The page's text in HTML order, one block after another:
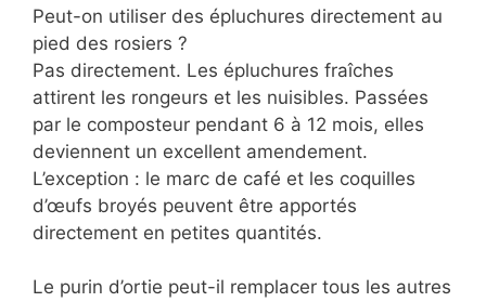
Peut-on utiliser des épluchures directement au
pied des rosiers ?
Pas directement. Les épluchures fraîches
attirent les rongeurs et les nuisibles. Passées
par le composteur pendant 6 à 12 mois, elles
deviennent un excellent amendement.
L’exception : le marc de café et les coquilles
d’œufs broyés peuvent être apportés
directement en petites quantités.
Le purin d’ortie peut-il remplacer tous les autres